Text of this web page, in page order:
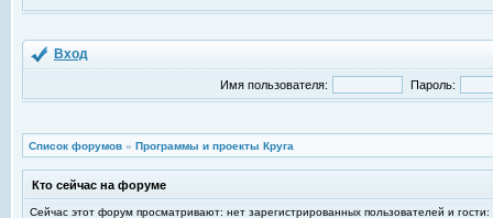
Вход
Имя пользователя: Пароль:
Список форумов » Программы и проекты Круга
Кто сейчас на форуме
Сейчас этот форум просматривают: нет зарегистрированных пользователей и гости: